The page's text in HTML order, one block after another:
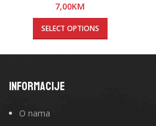
7,00KM
SELECT OPTIONS
INFORMACIJE
O nama